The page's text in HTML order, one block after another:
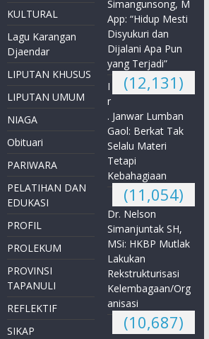
KULTURAL
Lagu Karangan
Djaendar
LIPUTAN KHUSUS
LIPUTAN UMUM
NIAGA
Obituari
PARIWARA
PELATIHAN DAN
EDUKASI
PROFIL
PROLEKUM
PROVINSI
TAPANULI
REFLEKTIF
SIKAP
Simangunsong, M
App: “Hidup Mesti
Disyukuri dan
Dijalani Apa Pun
yang Terjadi”
(12,131)
I
r
. Janwar Lumban
Gaol: Berkat Tak
Selalu Materi
Tetapi
Kebahagiaan
(11,054)
Dr. Nelson
Simanjuntak SH,
MSi: HKBP Mutlak
Lakukan
Rekstrukturisasi
Kelembagaan/Org
anisasi
(10,687)